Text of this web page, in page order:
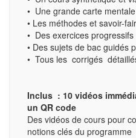
• Une grande carte
• Les méthodes et savoir-
• Des exercices progressifs
• Des sujets de bac guidés
• Tous les corrigés
Inclus : 10 vidéos
un QR code
Des vidéos de cours pour
notions clés du programme